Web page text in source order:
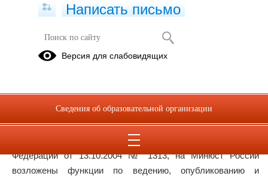
Список экстремистских материалов
Статьей 13 Федерального закона от 25.07.2002 № 114-ФЗ
«О противодействии экстремистской деятельности»,
пунктом 7 Положения о Министерстве юстиции Российской
Федерации, утвержденного Указом Президента Российской
Федерации от 13.10.2004 № 1313, на Минюст России
возложены функции по ведению, опубликованию и
Написать письмо
Версия для слабовидящих
Сведения об образовательной организации